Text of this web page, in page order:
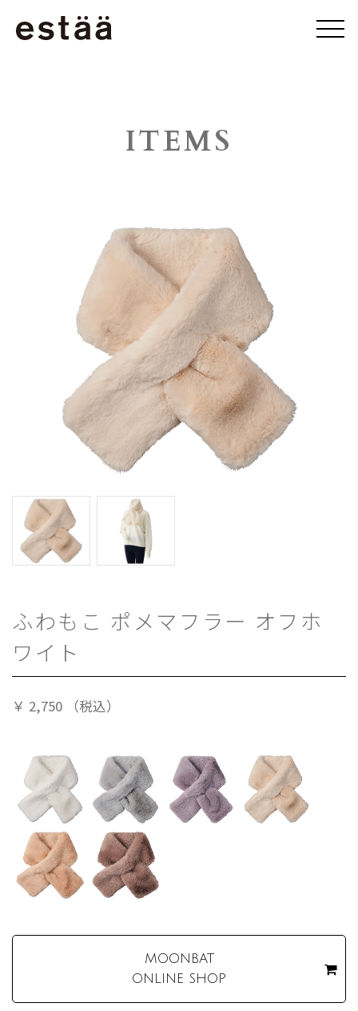
ITEMS
ふわもこ ポメマフラー オフホ
ワイト
￥ 2,750 （税込）
MOONBAT
ONLINE SHOP